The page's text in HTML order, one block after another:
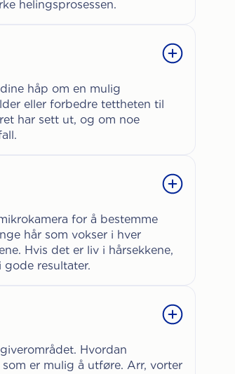
helingsprosessen.
håp om en mulig
eller forbedre tettheten til
har sett ut, og om noe
for å bestemme
hår som vokser i hver
Hvis det er liv i hårsekkene,
resultater.
Hvordan
er mulig å utføre. Arr, vorter